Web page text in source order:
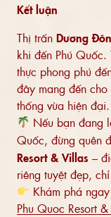
Kết luận
Thị trấn Dương
khi đến Phú
thực phong phú
đây mang đến
thống vừa hiện đại.
Nếu bạn đang
Quốc, đừng quên
Resort & Villas –
riêng tuyệt đẹp,
Khám phá
Phu Quoc Resort